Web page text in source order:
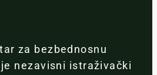
za bezbednosnu
nezavisni istraživački